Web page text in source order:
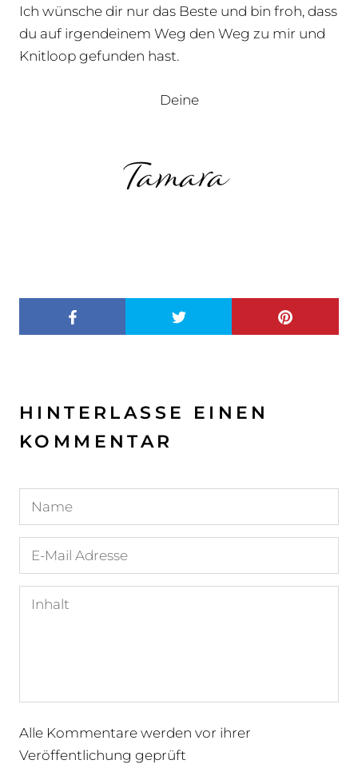
Ich wünsche dir nur das Beste und bin froh, dass
du auf irgendeinem Weg den Weg zu mir und
Knitloop gefunden hast.
Deine
HINTERLASSE EINEN
KOMMENTAR
Alle Kommentare werden vor ihrer
Veröffentlichung geprüft